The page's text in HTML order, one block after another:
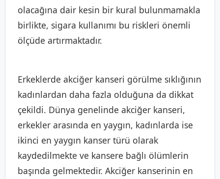
olacağına dair kesin bir kural bulunmamakla
birlikte, sigara kullanımı bu riskleri önemli
ölçüde artırmaktadır.
Erkeklerde akciğer kanseri görülme sıklığının
kadınlardan daha fazla olduğuna da dikkat
çekildi. Dünya genelinde akciğer kanseri,
erkekler arasında en yaygın, kadınlarda ise
ikinci en yaygın kanser türü olarak
kaydedilmekte ve kansere bağlı ölümlerin
başında gelmektedir. Akciğer kanserinin en